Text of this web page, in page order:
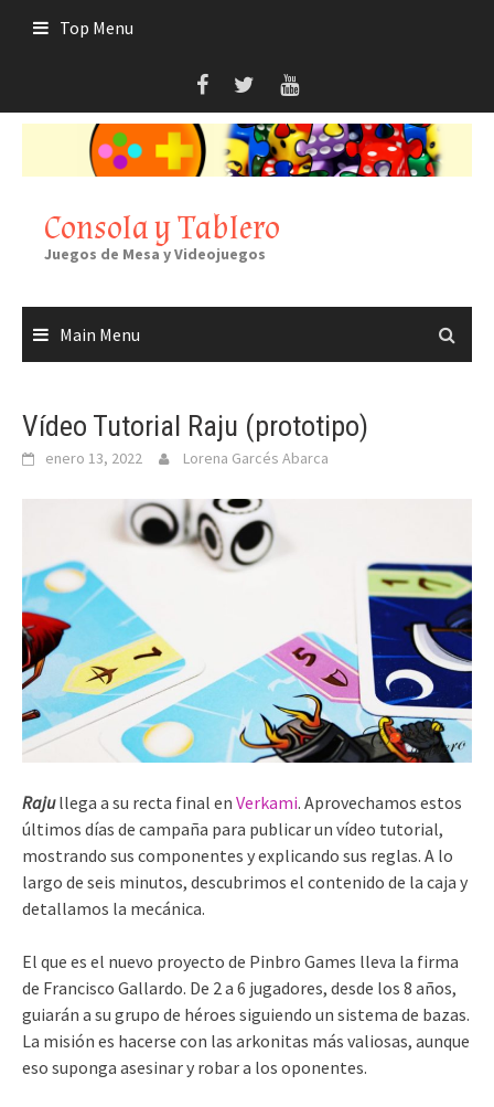
Top Menu
Consola y Tablero
Juegos de Mesa y Videojuegos
Main Menu
Vídeo Tutorial Raju (prototipo)
enero 13, 2022 Lorena Garcés Abarca
Raju llega a su recta final en Verkami. Aprovechamos estos
últimos días de campaña para publicar un vídeo tutorial,
mostrando sus componentes y explicando sus reglas. A lo
largo de seis minutos, descubrimos el contenido de la caja y
detallamos la mecánica.
El que es el nuevo proyecto de Pinbro Games lleva la firma
de Francisco Gallardo. De 2 a 6 jugadores, desde los 8 años,
guiarán a su grupo de héroes siguiendo un sistema de bazas.
La misión es hacerse con las arkonitas más valiosas, aunque
eso suponga asesinar y robar a los oponentes.